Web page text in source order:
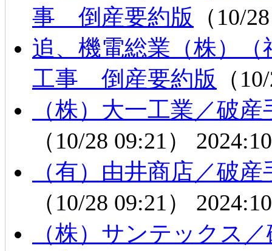
事 倒産要約版 （10/
追、機電総業（株）
工事 倒産要約版 （
（株）大一工業／破
（10/28 09:21）
（有）由井商店／破
（10/28 09:21）
（株）サンテックス